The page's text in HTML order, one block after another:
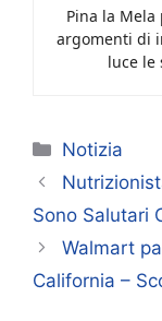
Pina la
argomenti di
luce le
Categorie
Notizia
Sono Salutari
Walmart
California –